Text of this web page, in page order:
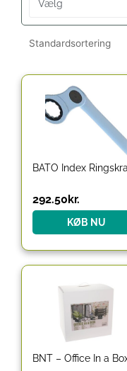
Vælg
292.50kr.
KØB NU
BNT – Office In a